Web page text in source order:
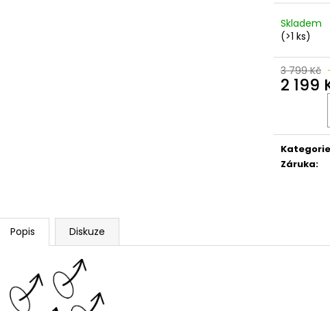
Skladem
(>1 ks)
3 799 Kč
2 199
Kategorie
Záruka:
Popis Diskuze